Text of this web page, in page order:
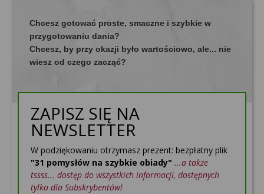
Chcesz gotować proste, smaczne i szybkie w
przygotowaniu dania?
Chcesz, by przy okazji było wartościowo, ale... nie
wiesz od czego zacząć?
ZAPISZ SIĘ NA
NEWSLETTER
W podziękowaniu otrzymasz prezent: bezpłatny plik
"31 pomysłów na szybkie obiady" ...a także
tssss... dostęp do wszystkich informacji, dostępnych
tylko dla Subskrybentów!